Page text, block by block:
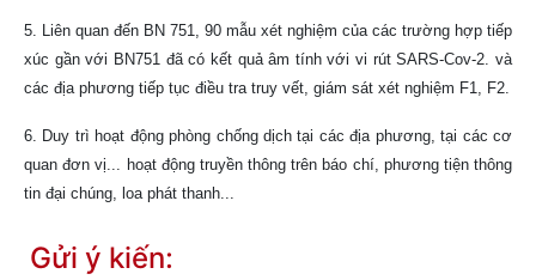
5. Liên quan đến BN 751, 90 mẫu xét nghiệm của các trường hợp tiếp
xúc gần với BN751 đã có kết quả âm tính với vi rút SARS-Cov-2. và
các địa phương tiếp tục điều tra truy vết, giám sát xét nghiệm F1, F2.
6. Duy trì hoạt động phòng chống dịch tại các địa phương, tại các cơ
quan đơn vị... hoạt động truyền thông trên báo chí, phương tiện thông
tin đại chúng, loa phát thanh...
Gửi ý kiến: